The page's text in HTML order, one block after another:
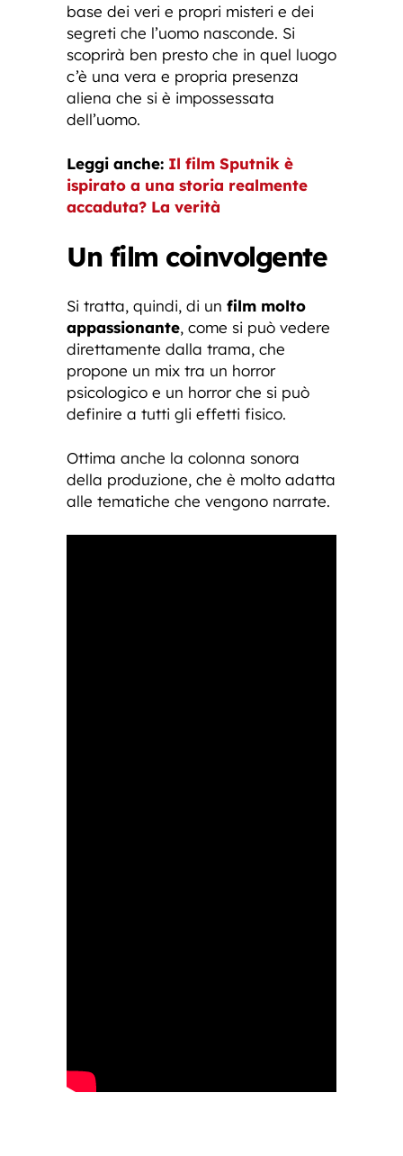
base dei veri e propri misteri e dei
segreti che l’uomo nasconde. Si
scoprirà ben presto che in quel luogo
c’è una vera e propria presenza
aliena che si è impossessata
dell’uomo.
Leggi anche: Il film Sputnik è
ispirato a una storia realmente
accaduta? La verità
Un film coinvolgente
Si tratta, quindi, di un film molto
appassionante, come si può vedere
direttamente dalla trama, che
propone un mix tra un horror
psicologico e un horror che si può
definire a tutti gli effetti fisico.
Ottima anche la colonna sonora
della produzione, che è molto adatta
alle tematiche che vengono narrate.